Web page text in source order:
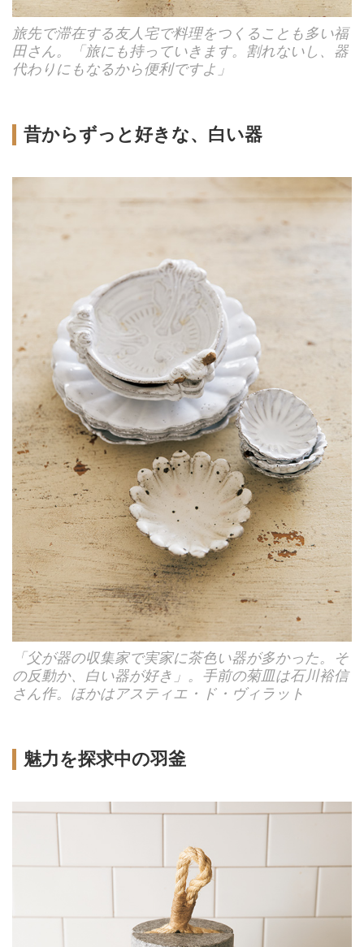
旅先で滞在する友人宅で料理をつくることも多い福
田さん。「旅にも持っていきます。割れないし、器
代わりにもなるから便利ですよ」
昔からずっと好きな、白い器
「父が器の収集家で実家に茶色い器が多かった。そ
の反動か、白い器が好き」。手前の菊皿は石川裕信
さん作。ほかはアスティエ・ド・ヴィラット
魅力を探求中の羽釜